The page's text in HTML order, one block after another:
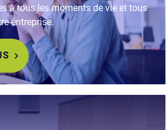
à tous les moments de vie et tous
entreprise.